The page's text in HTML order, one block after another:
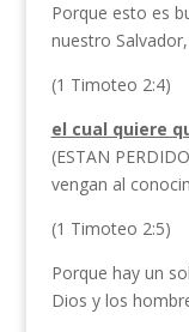
Porque esto es
nuestro Salvador,
(1 Timoteo 2:4)
el cual quiere
(ESTAN
vengan al
(1 Timoteo 2:5)
Porque hay un
Dios y los